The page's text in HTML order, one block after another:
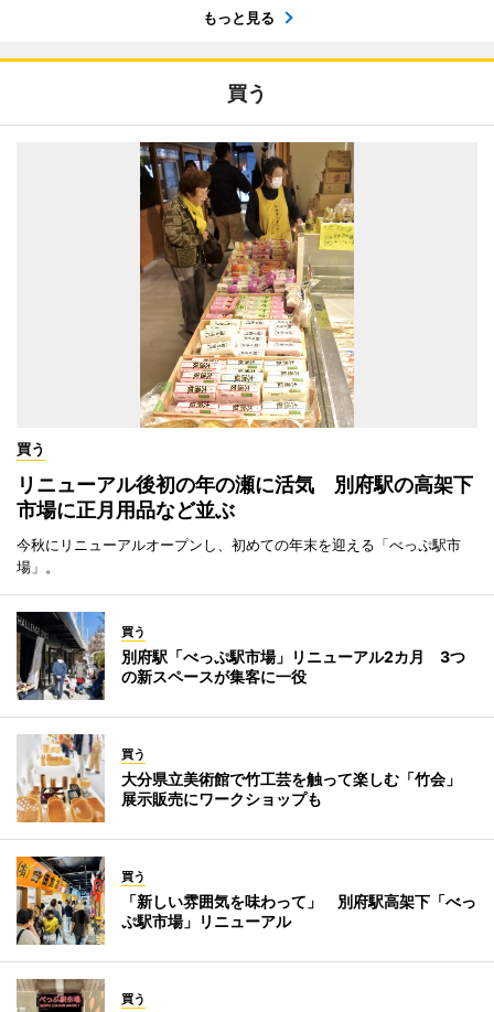
もっと見る
買う
買う
リニューアル後初の年の瀬に活気 別府駅の高架下
市場に正月用品など並ぶ
今秋にリニューアルオープンし、初めての年末を迎える「べっぷ駅市
場」。
買う
別府駅「べっぷ駅市場」リニューアル2カ月 3つ
の新スペースが集客に一役
買う
大分県立美術館で竹工芸を触って楽しむ「竹会」
展示販売にワークショップも
買う
「新しい雰囲気を味わって」 別府駅高架下「べっ
ぷ駅市場」リニューアル
買う